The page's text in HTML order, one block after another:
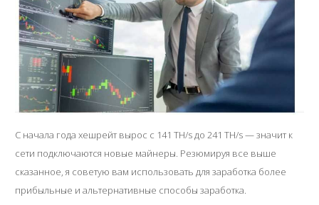
С начала года хешрейт вырос с 141 TH/s до 241 TH/s — значит к
сети подключаются новые майнеры. Резюмируя все выше
сказанное, я советую вам использовать для заработка более
прибыльные и альтернативные способы заработка.